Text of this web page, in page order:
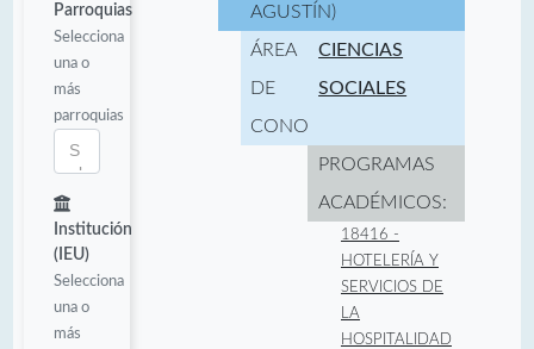
Parroquias
Selecciona
una o
más
parroquias
Institución
(IEU)
Selecciona
una o
más
AGUSTÍN)
ÁREA
DE
CONOCIMIENTO:
CIENCIAS
SOCIALES
PROGRAMAS
ACADÉMICOS:
18416 -
HOTELERÍA Y
SERVICIOS DE
LA
HOSPITALIDAD